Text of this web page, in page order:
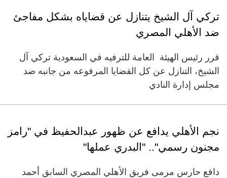
تركي آل الشيخ يتنازل عن قضاياه بشكل مفاجئ
ضد الأهلي المصري
قرر رئيس الهيئة العامة للترفيه في السعودية تركي آل
الشيخ، التنازل عن كل القضايا المرفوعه من جانبه ضد
مجلس إدارة النادي
نجم الأهلي يدافع عن ظهور عبدالحفيظ في "رامز
مجنون رسمي".. "البدري عملها"
دافع حارس مرمى فريق الأهلي المصري السابق أحمد